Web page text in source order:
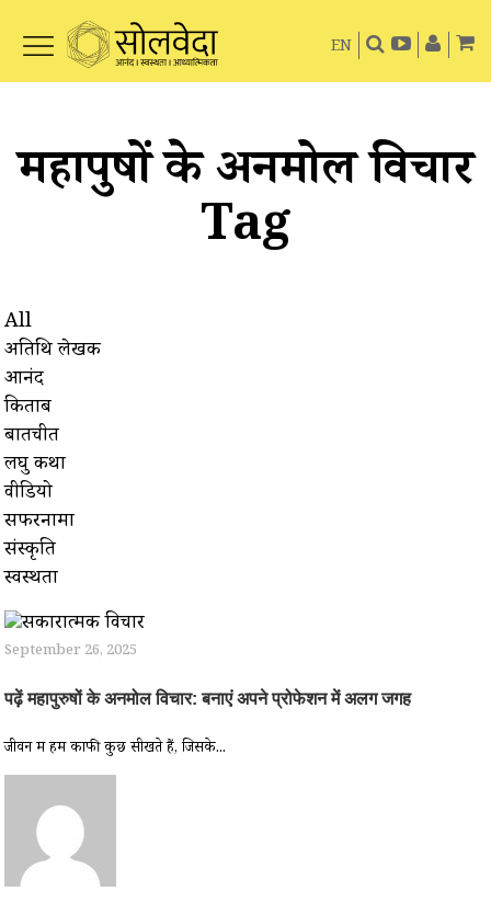
EN
महापुरुषों के अनमोल विचार
Tag
All
अतिथि लेखक
आनंद
किताबें
बातचीत
लघु कथा
वीडियो
सफरनामा
संस्कृति
स्वस्थता
September 26, 2025
पढ़ें महापुरुषों के अनमोल विचार: बनाएं अपने प्रोफेशन में अलग जगह
जीवन में हम काफी कुछ सीखते हैं, जिसके...